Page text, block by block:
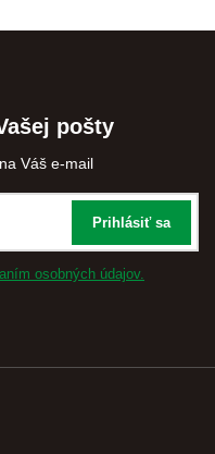
pošty
Váš e-mail
Prihlásiť sa
osobných údajov.